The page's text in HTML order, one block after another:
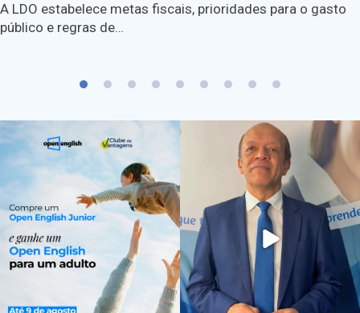
A LDO estabelece metas fiscais, prioridades para o gasto
público e regras de…